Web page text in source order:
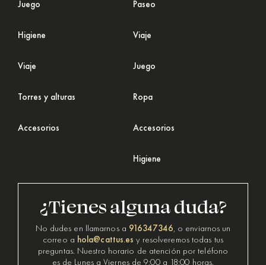
Juego
Higiene
Viaje
Torres y alturas
Accesorios
Paseo
Viaje
Juego
Ropa
Accesorios
Higiene
¿Tienes alguna duda?
No dudes en llamarnos a 916347346, o enviarnos un
correo a hola@cattus.es y resolveremos todas tus
preguntas. Nuestro horario de atención por teléfono
es de Lunes a Viernes de 9:00 a 18:00 horas.